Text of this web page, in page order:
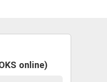
online)